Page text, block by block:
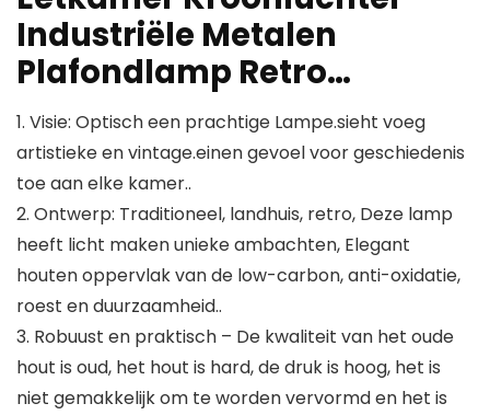
Industriële Metalen
Plafondlamp Retro…
1. Visie: Optisch een prachtige Lampe.sieht voeg
artistieke en vintage.einen gevoel voor geschiedenis
toe aan elke kamer..
2. Ontwerp: Traditioneel, landhuis, retro, Deze lamp
heeft licht maken unieke ambachten, Elegant
houten oppervlak van de low-carbon, anti-oxidatie,
roest en duurzaamheid..
3. Robuust en praktisch – De kwaliteit van het oude
hout is oud, het hout is hard, de druk is hoog, het is
niet gemakkelijk om te worden vervormd en het is